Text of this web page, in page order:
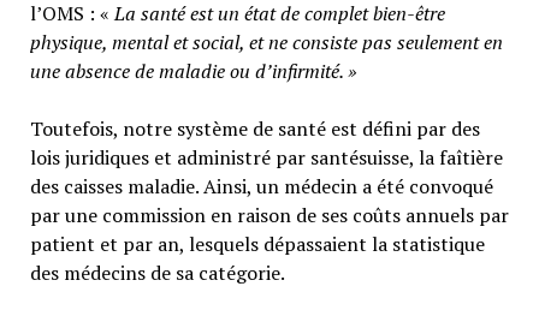
l’OMS : «La santé est un état de complet bien-être
physique, mental et social, et ne consiste pas seulement en
une absence de maladie ou d’infirmité.»
Toutefois, notre système de santé est défini par des
lois juridiques et administré par santésuisse, la faîtière
des caisses maladie. Ainsi, un médecin a été convoqué
par une commission en raison de ses coûts annuels par
patient et par an, lesquels dépassaient la statistique
des médecins de sa catégorie.